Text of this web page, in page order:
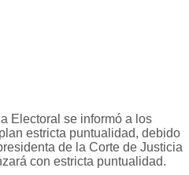
Electoral se informó a los
estricta puntualidad, debido
de la Corte de Justicia
con estricta puntualidad.